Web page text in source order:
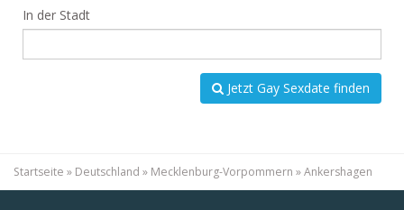
In der Stadt
Jetzt Gay Sexdate finden
Startseite » Deutschland » Mecklenburg-Vorpommern »Ankershagen